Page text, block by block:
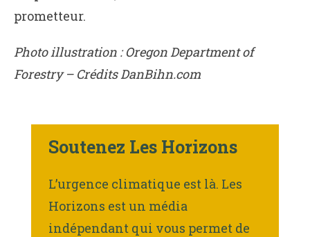
prometteur.
Photo illustration : Oregon Department of
Forestry – Crédits DanBihn.com
Soutenez Les Horizons
L’urgence climatique est là. Les
Horizons est un média
indépendant qui vous permet de